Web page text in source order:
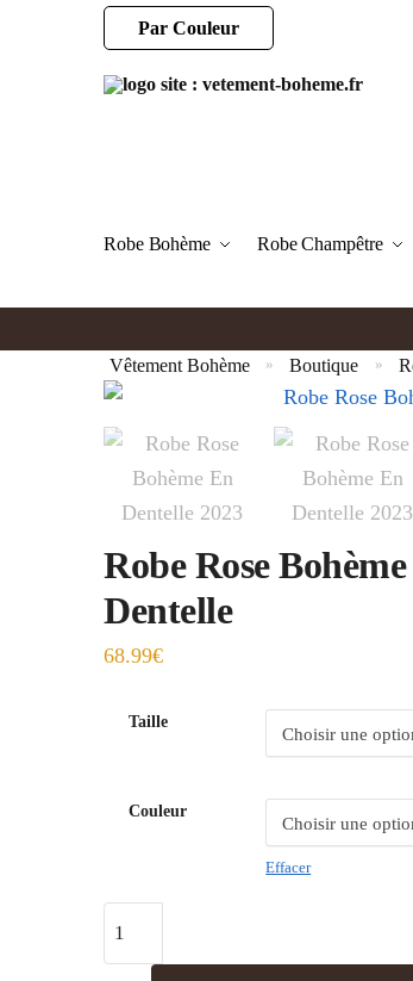
Par Couleur
Robe Bohème Robe Champêtre
Vêtement Bohème » Boutique »
Robe Rose
Dentelle
68.99€
Taille
Couleur
Effacer